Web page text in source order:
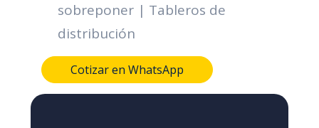
sobreponer | Tableros de
distribución
Cotizar en WhatsApp